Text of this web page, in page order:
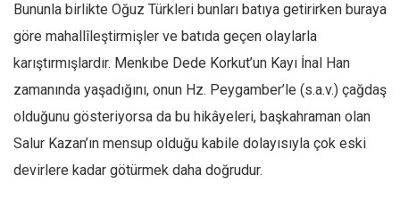
İslam Dünyası
Amerika
Düşünce
Dosyalar
Bununla birlikte Oğuz Türkleri bunları batıya getirirken buraya
göre mahallîleştirmişler ve batıda geçen olaylarla
karıştırmışlardır. Menkıbe Dede Korkut’un Kayı İnal Han
zamanında yaşadığını, onun Hz. Peygamber’le (s.a.v.) çağdaş
olduğunu gösteriyorsa da bu hikâyeleri, başkahraman olan
Salur Kazan’ın mensup olduğu kabile dolayısıyla çok eski
devirlere kadar götürmek daha doğrudur.